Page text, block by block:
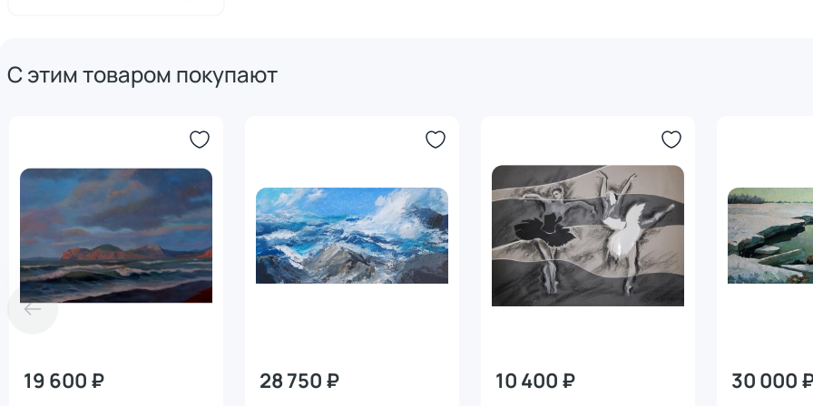
С этим товаром покупают
19 600 ₽ 28 750 ₽ 10 400 ₽ 30 000